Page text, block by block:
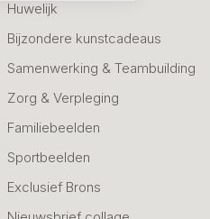
Huwelijk
Bijzondere kunstcadeaus
Samenwerking & Teambuilding
Zorg & Verpleging
Familiebeelden
Sportbeelden
Exclusief Brons